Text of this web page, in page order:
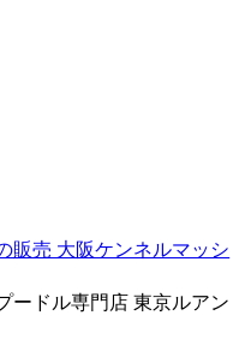
、初対面から心を開く
飼い主には甘えん坊で
しつけの際は頭ごなし
しょう。さみしがりの
ーションをとってあげ
ーテリアの育成・販売の
合わせください。
販売 大阪ケンネルマッシ
ードル専門店 東京ルアン